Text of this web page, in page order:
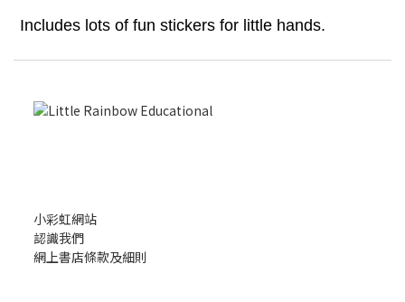
Includes lots of fun stickers for little hands.
小彩虹網站
認識我們
網上書店條款及細則